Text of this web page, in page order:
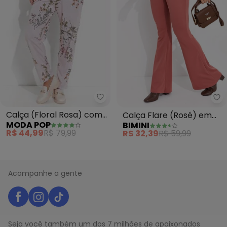
Moda Pop - Calça (Floral Rosa)
Calça (Floral Rosa) com
Bolsos Funcionais
MODA POP
R$ 44,99R$ 79,99
Calça Flare (Rosé) em
Malha Crepe
BIMINI
R$ 32,39R$ 59,99
Acompanhe a gente
Seja você também um dos 7 milhões de apaixonados